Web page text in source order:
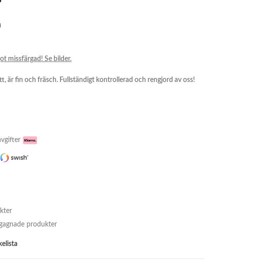
missfärgad! Se bilder.
är fin och fräsch. Fullständigt kontrollerad och rengjord av oss!
produkter